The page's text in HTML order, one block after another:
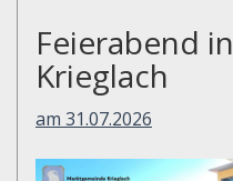
Feierabend in
Krieglach
am 31.07.2026